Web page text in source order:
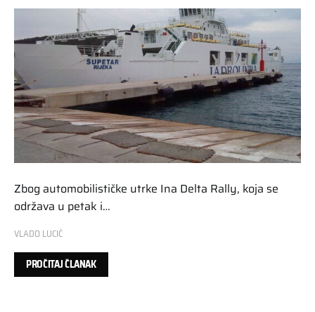
Zbog automobilističke utrke Ina Delta Rally, koja se
održava u petak i…
VLADO LUCIĆ
PROČITAJ ČLANAK